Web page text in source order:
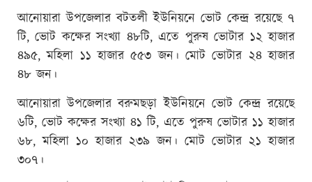
আনোয়ারা উপজেলার বটতলী ইউনিয়নে ভোট কেন্দ্র রয়েছে ৭
টি, ভোট কক্ষের সংখ্যা ৪৮টি, এতে পুরুষ ভোটার ১২ হাজার
৪৯৫, মহিলা ১১ হাজার ৫৫৩ জন। মোট ভোটার ২৪ হাজার
৪৮ জন।
আনোয়ারা উপজেলার বরুমছড়া ইউনিয়নে ভোট কেন্দ্র রয়েছে
৬টি, ভোট কক্ষের সংখ্যা ৪১ টি, এতে পুরুষ ভোটার ১১ হাজার
৬৮, মহিলা ১০ হাজার ২৩৯ জন। মোট ভোটার ২১ হাজার
৩০৭।